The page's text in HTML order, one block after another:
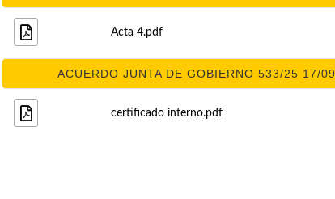
Acta 4.pdf
ACUERDO JUNTA DE GOBIERNO 533/25 17/
certificado interno.pdf